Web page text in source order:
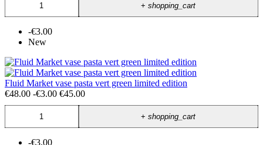
+shopping_cart
-€3.00
New
Fluid Market vase pasta vert green limited edition
€48.00 -€3.00 €45.00
+shopping_cart
-€3.00